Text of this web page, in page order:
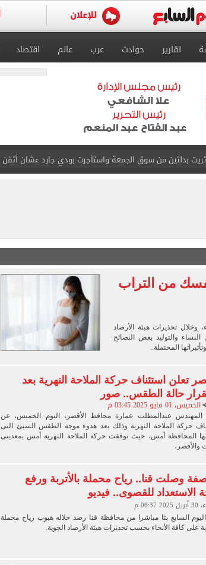
تقارير حوادث عرب عالم اقتصاد
مواجهة الأهلي على كأس خوان جامبر
على مستحقات محمد صلاح
فى معسكر إسبانيا.. جلسة عموتة وفقرة بدنية.. صور
رأس البر في أجواء صيفية مميزة.. فيديو
طرابزون سبور رخصة مشاركة محمد صلاح
من التراب
تحذيرات هيئة الأرصاد
والتوليد بعض النصائح
المحتملة..
تعلن استئناف حركة الملاحة النهرية بعد
حالة الطقس.. صور
الخميس، 01 مايو 2025 03:45 م
المهندس عبدالمطلب عمارة محافظ الأقصر، اليوم الخميس، عن
حركة الملاحة النهرية وذلك بعد هدوء موجة الطقس السيئ التى
المحافظة أمس، حيث توقفت حركة الملاحة النهرية أمس بمعديتى
والأقصر،
وصلت قنا.. رياح محملة بالأتربة ورفع
الاستعداد للقصوى.. فيديو
م
السابع بثا مباشرا من محافظة قنا رصد خلاله هبوب رياح محملة
على كافة الأنحاء بحسب تحذيرات هيئة الأرصاد الجوية.